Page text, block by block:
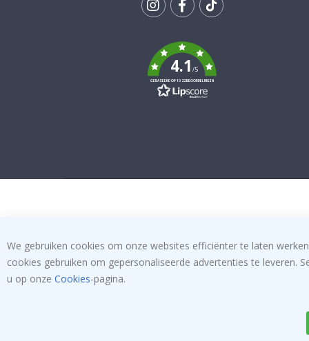
k
4.1/5
GEBASEERD OP 1022 BEOORDELINGEN
We gebruiken cookies om onze websites efficiënter te laten
cookies gebruiken om gepersonaliseerde advertenties te leveren.
u op onze Cookies-pagina.